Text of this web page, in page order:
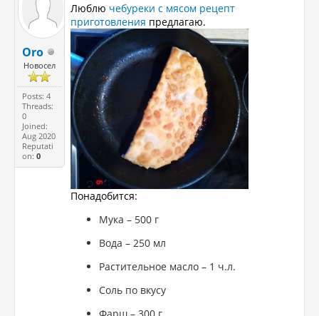
Oro
Новосел
Posts: 4
Threads:
0
Joined:
Aug 2020
Reputati
on:0
Люблю чебуреки с мясом рецепт
приготовления предлагаю.
Понадобится:
Мука – 500 г
Вода – 250 мл
Растительное масло – 1 ч.л.
Соль по вкусу